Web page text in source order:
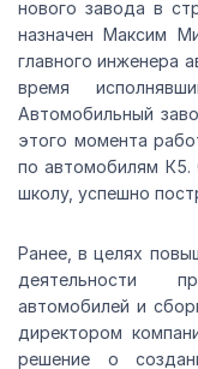
нового завода в
назначен Максим
главного инженера
время
Автомобильный
этого момента
по автомобилям К5.
школу, успешно
Ранее, в целях
деятельности
автомобилей и
директором
решение о